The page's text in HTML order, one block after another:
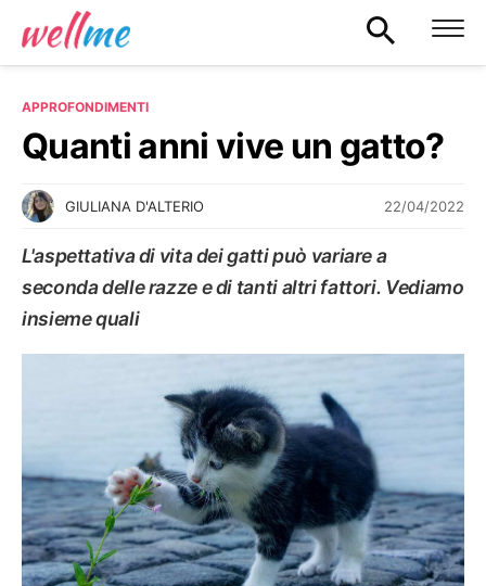
APPROFONDIMENTI
Quanti anni vive un gatto?
GIULIANA D'ALTERIO 22/04/2022
L'aspettativa di vita dei gatti può variare a
seconda delle razze e di tanti altri fattori. Vediamo
insieme quali